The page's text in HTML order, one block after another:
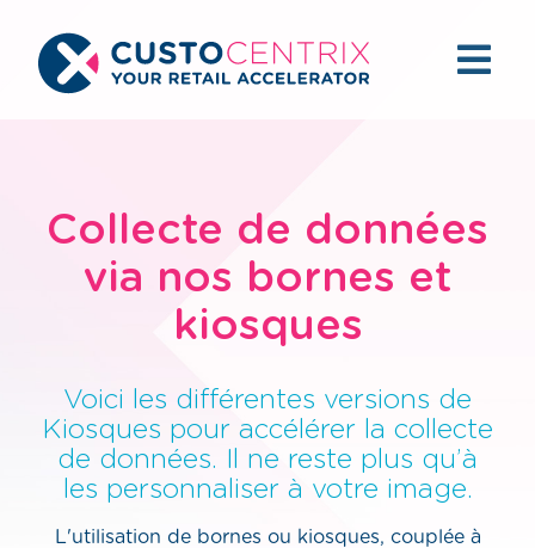
Collecte de données
via nos bornes et
kiosques
Voici les différentes versions de
Kiosques pour accélérer la collecte
de données. Il ne reste plus qu’à
les personnaliser à votre image.
L'utilisation de bornes ou kiosques, couplée à